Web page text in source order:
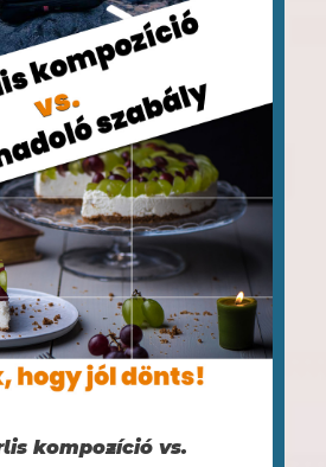
kompozíció vs.